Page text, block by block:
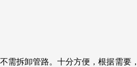
拆卸管路。十分方便，根据需要